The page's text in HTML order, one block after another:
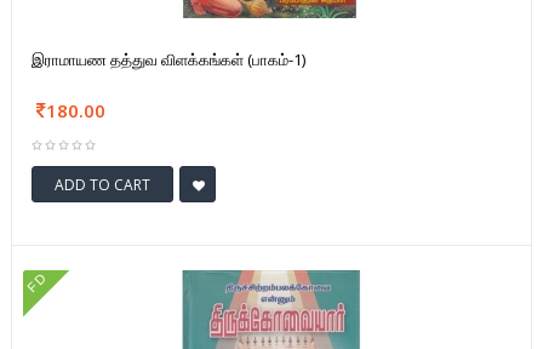
இராமாயண தத்துவ விளக்கங்கள் (பாகம்-1)
180.00
ADD TO CART
FD